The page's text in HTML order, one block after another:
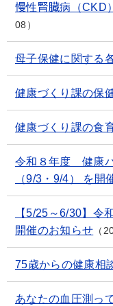
慢性腎臓病（CKD
08
母子保健に関する
健康づくり課の保
健康づくり課の食
令和８年度 健康
（9/3・9/4） を開
【5/25～6/30】
開催のお知らせ
75歳からの健康相
あなたの血圧測っ